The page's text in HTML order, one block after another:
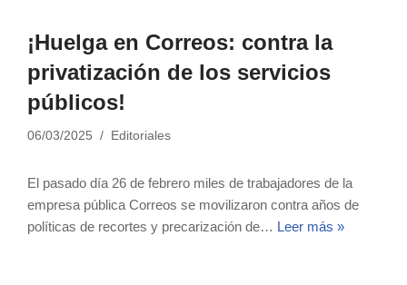
¡Huelga en Correos: contra la
privatización de los servicios
públicos!
06/03/2025 Editoriales
El pasado día 26 de febrero miles de trabajadores de la
empresa pública Correos se movilizaron contra años de
políticas de recortes y precarización de… Leer más »